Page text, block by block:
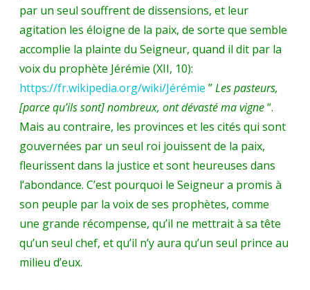
par un seul souffrent de dissensions, et leur
agitation les éloigne de la paix, de sorte que semble
accomplie la plainte du Seigneur, quand il dit par la
voix du prophète Jérémie (XII, 10):
https://fr.wikipedia.org/wiki/Jérémie ”Les pasteurs,
[parce qu’ils sont] nombreux, ont dévasté ma vigne“.
Mais au contraire, les provinces et les cités qui sont
gouvernées par un seul roi jouissent de la paix,
fleurissent dans la justice et sont heureuses dans
l’abondance. C’est pourquoi le Seigneur a promis à
son peuple par la voix de ses prophètes, comme
une grande récompense, qu’il ne mettrait à sa tête
qu’un seul chef, et qu’il n’y aura qu’un seul prince au
milieu d’eux.